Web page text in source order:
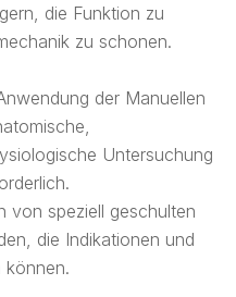
die Funktion zu
zu schonen.
der Manuellen
Untersuchung
von speziell geschulten
die Indikationen und
können.